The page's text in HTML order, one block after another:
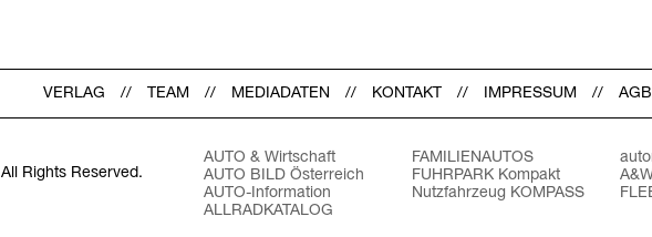
VERLAG TEAM MEDIADATEN KONTAKT IMPRESSUM AGB
All Rights Reserved.
AUTO & Wirtschaft
AUTO BILD Österreich
AUTO-Information
ALLRADKATALOG
FAMILIENAUTOS
FUHRPARK Kompakt
Nutzfahrzeug KOMPASS